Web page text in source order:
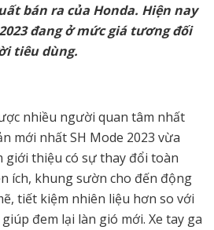
bán ra của Honda. Hiện nay
đang ở mức giá tương đối
tiêu dùng.
nhiều người quan tâm nhất
mới nhất SH Mode 2023 vừa
giới thiệu có sự thay đổi toàn
ích, khung sườn cho đến động
tiết kiệm nhiên liệu hơn so với
đem lại làn gió mới. Xe tay ga